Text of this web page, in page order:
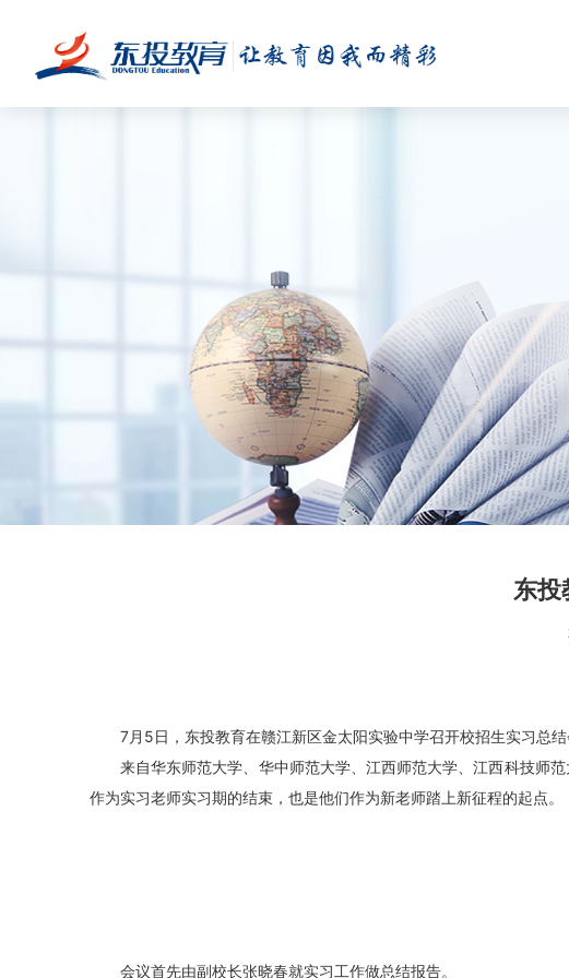
东
7月5日，东投教育在赣江新区金太阳实验中学召开校招生实习总结
来自华东师范大学、华中师范大学、江西师范大学、江西科技师
作为实习老师实习期的结束，也是他们作为新老师踏上新征程的起点。
会议首先由副校长张晓春就实习工作做总结报告。